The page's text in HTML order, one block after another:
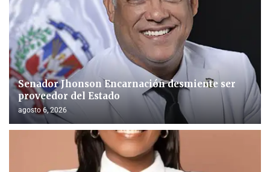
Senador Jhonson Encarnación desmiente ser
proveedor del Estado
agosto 6, 2026